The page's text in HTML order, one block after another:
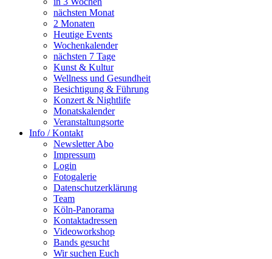
nächsten Monat
2 Monaten
Heutige Events
Wochenkalender
nächsten 7 Tage
Kunst & Kultur
Wellness und Gesundheit
Besichtigung & Führung
Konzert & Nightlife
Monatskalender
Veranstaltungsorte
Info / Kontakt
Newsletter Abo
Impressum
Login
Fotogalerie
Datenschutzerklärung
Team
Köln-Panorama
Kontaktadressen
Videoworkshop
Bands gesucht
Wir suchen Euch